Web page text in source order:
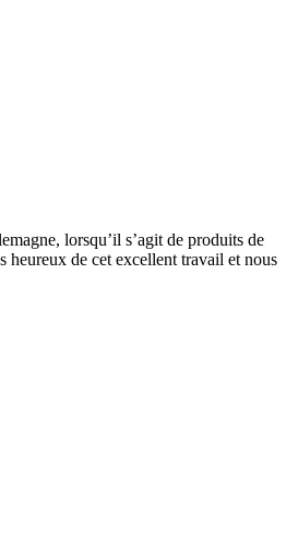
lorsqu’il s’agit de produits de
heureux de cet excellent travail et nous